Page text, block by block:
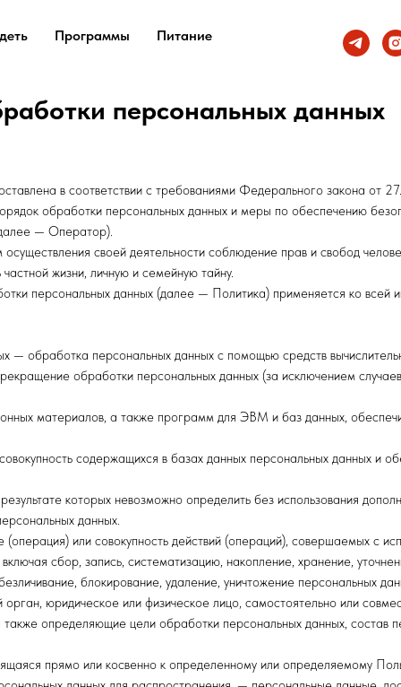
Программы Питание
персональных данных
в соответствии с требованиями Федерального закона
обработки персональных данных и меры по обеспечению
— Оператор).
своей деятельности соблюдение прав и свобод
жизни, личную и семейную тайну.
персональных данных (далее — Политика) применяется ко всей
— обработка персональных данных с помощью средств
обработки персональных данных (за исключением
материалов, а также программ для ЭВМ и баз данных,
содержащихся в базах данных персональных данных и
которых невозможно определить без использования
данных.
или совокупность действий (операций), совершаемых с
сбор, запись, систематизацию, накопление, хранение,
блокирование, удаление, уничтожение персональных
юридическое или физическое лицо, самостоятельно или
определяющие цели обработки персональных данных, состав
прямо или косвенно к определенному или определяемому